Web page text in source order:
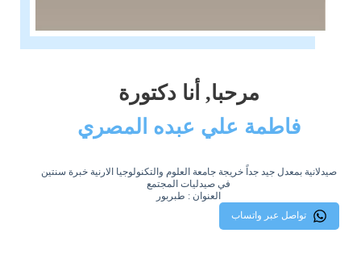
مرحبا, أنا دكتورة
فاطمة علي عبده المصري
صيدلانية بمعدل جيد جداً خريجة جامعة العلوم والتكنولوجيا الارنية خبرة سنتين
في صيدليات المجتمع
العنوان : طبربور
تواصل عبر واتساب